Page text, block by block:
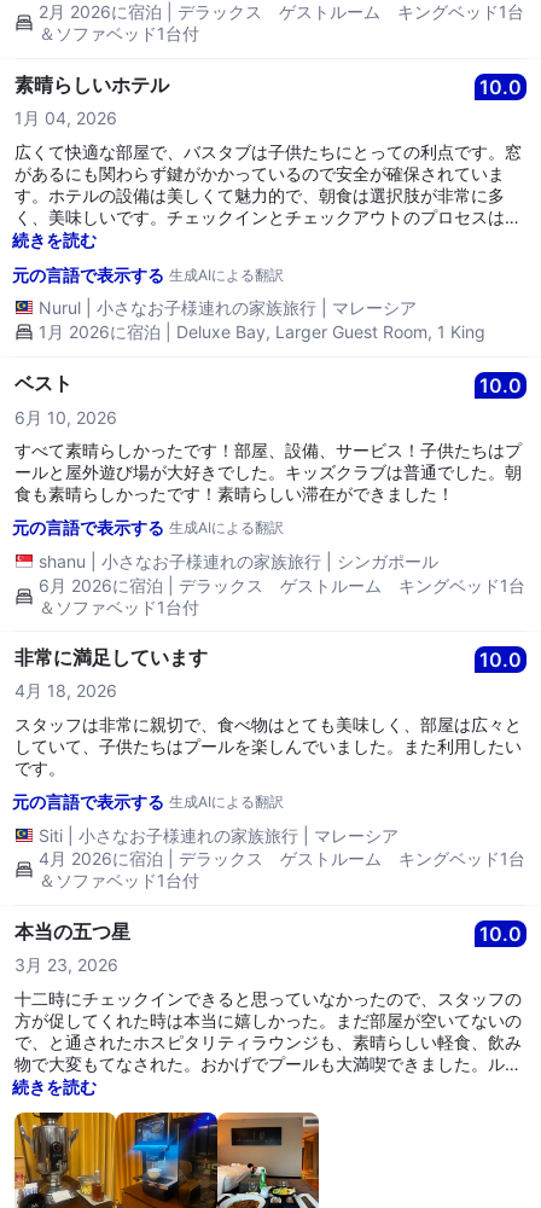
2月 2026に宿泊 | デラックス ゲストルーム キングベッド1台
＆ソファベッド1台付
素晴らしいホテル 10.0
1月 04, 2026
広くて快適な部屋で、バスタブは子供たちにとっての利点です。窓
があるにも関わらず鍵がかかっているので安全が確保されていま
す。ホテルの設備は美しくて魅力的で、朝食は選択肢が非常に多
く、美味しいです。チェックインとチェックアウトのプロセスは簡
単で、スタッフは親切で礼儀正しいです。
続きを読む
元の言語で表示する 生成AIによる翻訳
Nurul 小さなお子様連れの家族旅行
マレーシア
1月 2026に宿泊 | Deluxe Bay, Larger Guest Room, 1 King
ベスト 10.0
6月 10, 2026
すべて素晴らしかったです！部屋、設備、サービス！子供たちはプ
ールと屋外遊び場が大好きでした。キッズクラブは普通でした。朝
食も素晴らしかったです！素晴らしい滞在ができました！
元の言語で表示する 生成AIによる翻訳
shanu 小さなお子様連れの家族旅行
シンガポール
6月 2026に宿泊 | デラックス ゲストルーム キングベッド1台
＆ソファベッド1台付
非常に満足しています 10.0
4月 18, 2026
スタッフは非常に親切で、食べ物はとても美味しく、部屋は広々と
していて、子供たちはプールを楽しんでいました。また利用したい
です。
元の言語で表示する 生成AIによる翻訳
Siti 小さなお子様連れの家族旅行
マレーシア
4月 2026に宿泊 | デラックス ゲストルーム キングベッド1台
＆ソファベッド1台付
本当の五つ星 10.0
3月 23, 2026
十二時にチェックインできると思っていなかったので、スタッフの
方が促してくれた時は本当に嬉しかった。まだ部屋が空いてないの
で、と通されたホスピタリティラウンジも、素晴らしい軽食、飲み
物で大変もてなされた。おかげでプールも大満喫できました。ルー
ムサービスも美味しく、価格に見合ったものでした。非常に大満足
続きを読む